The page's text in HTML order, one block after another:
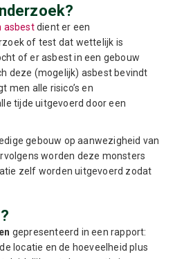
asbestdient er een
of test dat wettelijk is
of er asbest in een gebouw
deze (mogelijk) asbest bevindt
men alle risico’s en
tijde uitgevoerd door een
gebouw op aanwezigheid van
worden deze monsters
zelf worden uitgevoerd zodat
gepresenteerd in een rapport:
locatie en de hoeveelheid plus